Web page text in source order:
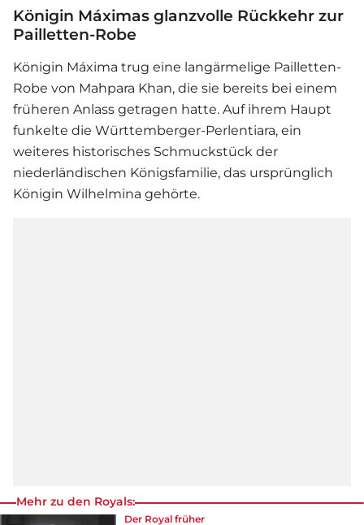
Königin Máximas glanzvolle Rückkehr zur
Pailletten-Robe
Königin Máxima trug eine langärmelige Pailletten-
Robe von Mahpara Khan, die sie bereits bei einem
früheren Anlass getragen hatte. Auf ihrem Haupt
funkelte die Württemberger-Perlentiara, ein
weiteres historisches Schmuckstück der
niederländischen Königsfamilie, das ursprünglich
Königin Wilhelmina gehörte.
Mehr zu den Royals:
Der Royal früher